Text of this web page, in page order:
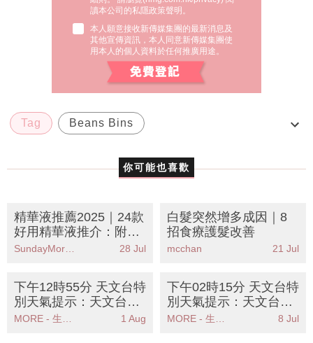
讀本公司的私隱政策聲明。
本人願意接收新傳媒集團的最新消息及
其他宣傳資訊，本人同意新傳媒集團使
用本人的個人資料於任何推廣用途。
Tag Beans Bins
fresh Mango Waffle
你可能也喜歡
精華液推薦2025｜24款
好用精華液推介：附精
華液正確用法及使用順
SundayMore編輯部 28 Jul
白髮突然增多成因｜8
招食療護髮改善
mcchan 21 Jul
下午12時55分 天文台特
別天氣提示：天文台發
出特別天氣提示提醒市
1 Aug
下午02時15分 天文台特
別天氣提示：天文台發
出強陣風警告籲市民注
8 Jul